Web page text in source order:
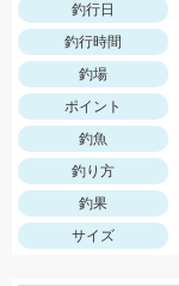
釣行日
釣行時間
釣場
ポイント
釣魚
釣り方
釣果
サイズ